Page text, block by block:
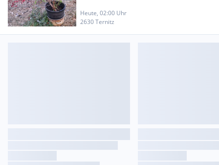
Heute, 02:00 Uhr
2630 Ternitz